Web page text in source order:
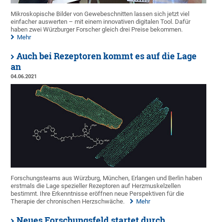
Mikroskopische Bilder von Gewebeschnitten lassen sich jetzt viel
einfacher auswerten – mit einem innovativen digitalen Tool. Dafür
haben zwei Würzburger Forscher gleich drei Preise bekommen.
Mehr
Auch bei Rezeptoren kommt es auf die Lage
an
04.06.2021
Forschungsteams aus Würzburg, München, Erlangen und Berlin haben
erstmals die Lage spezieller Rezeptoren auf Herzmuskelzellen
bestimmt. Ihre Erkenntnisse eröffnen neue Perspektiven für die
Therapie der chronischen Herzschwäche.
Mehr